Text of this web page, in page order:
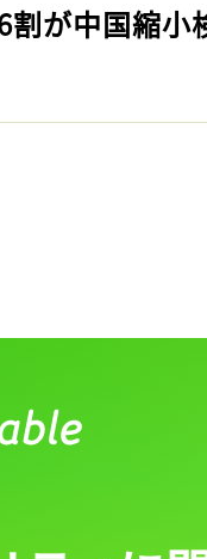
割が中国縮小
に入りに
グインが必